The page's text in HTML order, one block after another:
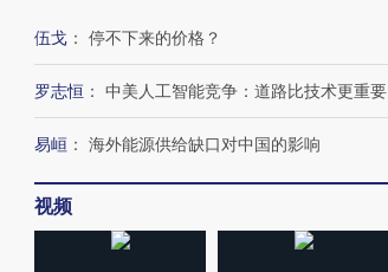
伍戈 ： 停不下来的价格？
罗志恒 ： 中美人工智能竞争：道路比技术更重要
易峘 ： 海外能源供给缺口对中国的影响
视频